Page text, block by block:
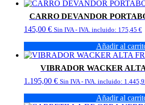
CARRO DEVANDOR
145,00 € Sin IVA - IVA. incluido: 175,45 €
Añadir al
VIBRADOR WACKER
1.195,00 € Sin IVA - IVA. incluido:
Añadir al